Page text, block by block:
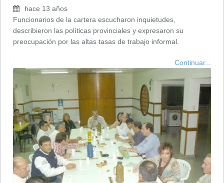
hace 13 años
Funcionarios de la cartera escucharon inquietudes,
describieron las políticas provinciales y expresaron su
preocupación por las altas tasas de trabajo informal.
Continuar...